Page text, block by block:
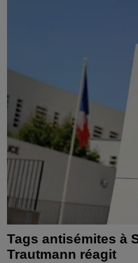
Tags antisémites à
Trautmann réagit